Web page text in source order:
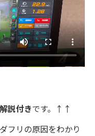
説付きです。↑↑
フリの原因をわかり